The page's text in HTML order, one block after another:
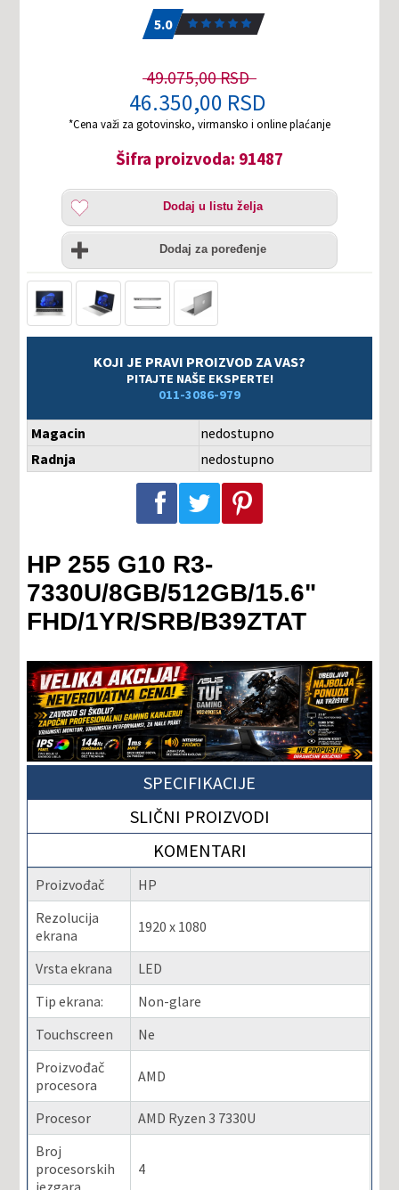
5.0
49.075,00 RSD
46.350,00 RSD
*Cena važi za gotovinsko, virmansko i online plaćanje
Šifra proizvoda: 91487
Dodaj
listu
želja
Dodaj u listu želja
Uporedi
Dodaj za poređenje
KOJI JE PRAVI PROIZVOD ZA VAS?
PITAJTE NAŠE EKSPERTE!
011-3086-979
Magacin
nedostupno
Radnja
nedostupno
Podeli na Facebook-u Podeli na Twitter-u Podeli na Pinterest-u
HP 255 G10 R3-
7330U/8GB/512GB/15.6"
FHD/1YR/SRB/B39ZTAT
SPECIFIKACIJE
SLIČNI PROIZVODI
KOMENTARI
Proizvođač
HP
Rezolucija
ekrana
1920 x 1080
Vrsta ekrana
LED
Tip ekrana:
Non-glare
Touchscreen
Ne
Proizvođač
procesora
AMD
Procesor
AMD Ryzen 3 7330U
Broj
procesorskih
jezgara
4